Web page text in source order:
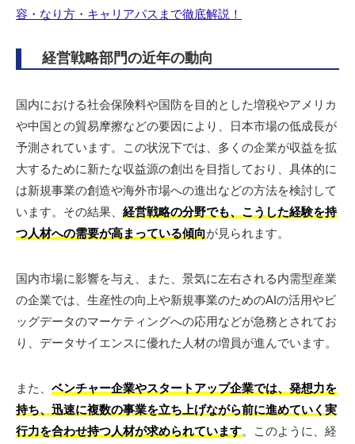
容・なり方・キャリアパスまで徹底解説！
経営戦略部門の近年の動向
国内における社会保険料や国防を目的とした増税やアメリカ
や中国との貿易摩擦などの要因により、日本市場の低成長が
予測されています。この状況下では、多くの企業が収益を拡
大するために新たな収益源の創出を目指しており、具体的に
は新規事業の創造や海外市場への進出などの方法を検討して
います。その結果、 経営戦略の分野でも、こうした経験を持
つ人材への需要が高まっている傾向が見られます。
国内市場に影響を与え、また、景気に左右される内需型産業
の企業では、生産性の向上や新規事業のためのAIの活用やビ
ッグデータのマーケティングへの応用などが急務とされてお
り、データサイエンスに優れた人材の増員が進んでいます。
また、 ベンチャー企業やスタートアップ企業では、発想力を
持ち、迅速に複数の事業を立ち上げながら前に進めていく実
行力を合わせ持つ人材が求められています。このように、経